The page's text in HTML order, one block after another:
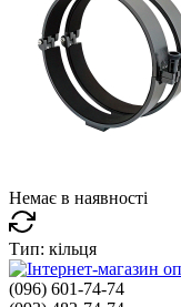
Немає в наявності
Тип: кільця
(096) 601-74-74